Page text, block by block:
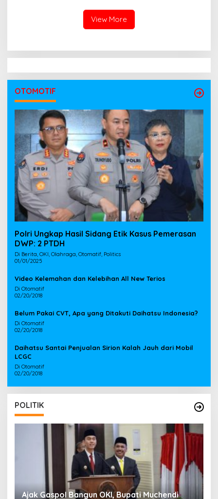
View More
OTOMOTIF
Polri Ungkap Hasil Sidang Etik Kasus Pemerasan
DWP: 2 PTDH
Di Berita, OKI, Olahraga, Otomatif, Politics
01/01/2025
Video Kelemahan dan Kelebihan All New Terios
Di Otomatif
02/20/2018
Belum Pakai CVT, Apa yang Ditakuti Daihatsu Indonesia?
Di Otomatif
02/20/2018
Daihatsu Santai Penjualan Sirion Kalah Jauh dari Mobil
LCGC
Di Otomatif
02/20/2018
POLITIK
Ajak Gaspol Bangun OKI, Bupati Muchendi